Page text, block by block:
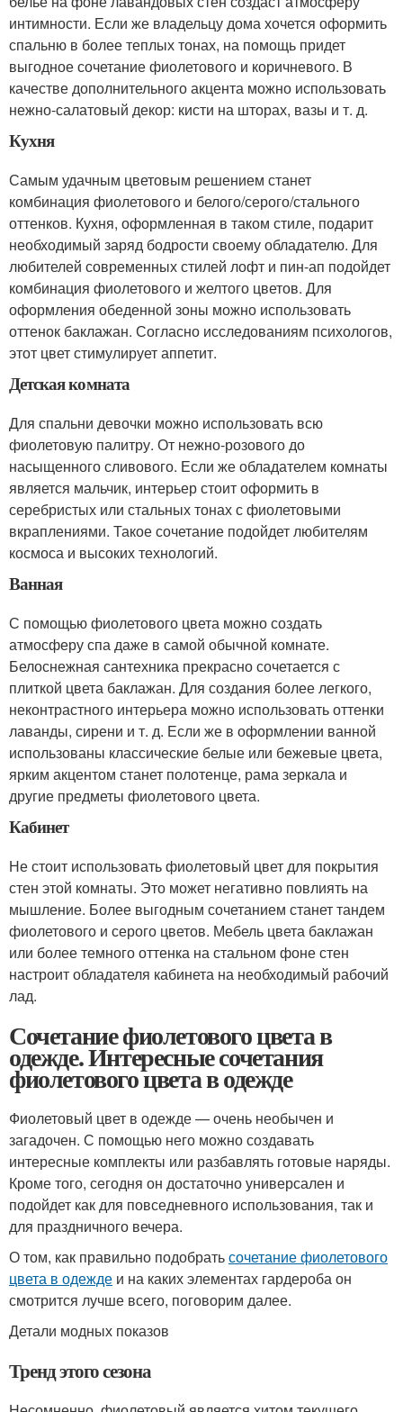
интимности. Если же владельцу дома хочется оформить
спальню в более теплых тонах, на помощь придет
выгодное сочетание фиолетового и коричневого. В
качестве дополнительного акцента можно использовать
нежно-салатовый декор: кисти на шторах, вазы и т. д.
Кухня
Самым удачным цветовым решением станет
комбинация фиолетового и белого/серого/стального
оттенков. Кухня, оформленная в таком стиле, подарит
необходимый заряд бодрости своему обладателю. Для
любителей современных стилей лофт и пин-ап подойдет
комбинация фиолетового и желтого цветов. Для
оформления обеденной зоны можно использовать
оттенок баклажан. Согласно исследованиям психологов,
этот цвет стимулирует аппетит.
Детская комната
Для спальни девочки можно использовать всю
фиолетовую палитру. От нежно-розового до
насыщенного сливового. Если же обладателем комнаты
является мальчик, интерьер стоит оформить в
серебристых или стальных тонах с фиолетовыми
вкраплениями. Такое сочетание подойдет любителям
космоса и высоких технологий.
Ванная
С помощью фиолетового цвета можно создать
атмосферу спа даже в самой обычной комнате.
Белоснежная сантехника прекрасно сочетается с
плиткой цвета баклажан. Для создания более легкого,
неконтрастного интерьера можно использовать оттенки
лаванды, сирени и т. д. Если же в оформлении ванной
использованы классические белые или бежевые цвета,
ярким акцентом станет полотенце, рама зеркала и
другие предметы фиолетового цвета.
Кабинет
Не стоит использовать фиолетовый цвет для покрытия
стен этой комнаты. Это может негативно повлиять на
мышление. Более выгодным сочетанием станет тандем
фиолетового и серого цветов. Мебель цвета баклажан
или более темного оттенка на стальном фоне стен
настроит обладателя кабинета на необходимый рабочий
лад.
Сочетание фиолетового цвета в
одежде. Интересные сочетания
фиолетового цвета в одежде
Фиолетовый цвет в одежде — очень необычен и
загадочен. С помощью него можно создавать
интересные комплекты или разбавлять готовые наряды.
Кроме того, сегодня он достаточно универсален и
подойдет как для повседневного использования, так и
для праздничного вечера.
О том, как правильно подобратьсочетание фиолетового
цвета в одежде и на каких элементах гардероба он
смотрится лучше всего, поговорим далее.
Детали модных показов
Тренд этого сезона